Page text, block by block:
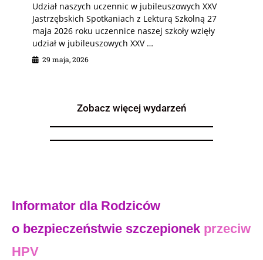
Udział naszych uczennic w jubileuszowych XXV
Jastrzębskich Spotkaniach z Lekturą Szkolną 27
maja 2026 roku uczennice naszej szkoły wzięły
udział w jubileuszowych XXV …
29 maja, 2026
Zobacz więcej wydarzeń
Informator dla Rodziców
o bezpieczeństwie szczepionek przeciw
HPV